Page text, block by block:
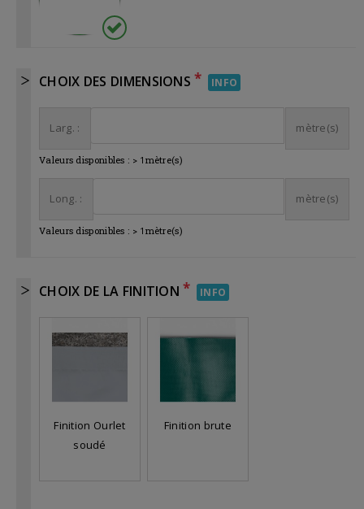
CHOIX DES DIMENSIONS* INFO
Larg. : mètre(s)
Valeurs disponibles : > 1 mètre(s)
Long. : mètre(s)
Valeurs disponibles : > 1 mètre(s)
CHOIX DE LA FINITION* INFO
Finition Ourlet
soudé
Finition brute